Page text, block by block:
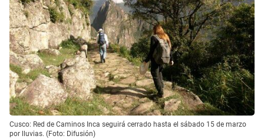
Cusco: Red de Caminos Inca seguirá cerrado hasta el sábado 15 de marzo
por lluvias. (Foto: Difusión)